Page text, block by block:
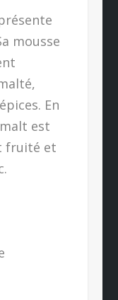
mousse
En
est
fruité et